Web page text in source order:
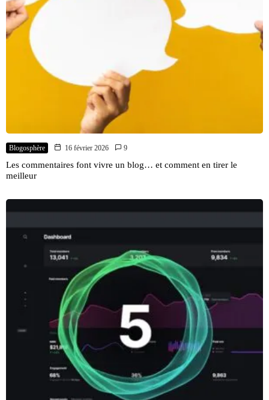
Blogosphère 16 février 2026 9
Les commentaires font vivre un blog… et comment en tirer le
meilleur